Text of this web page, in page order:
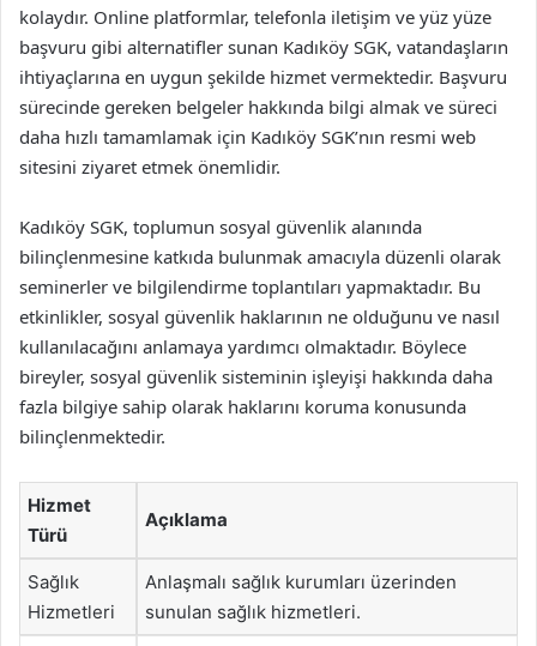
kolaydır. Online platformlar, telefonla iletişim ve yüz yüze
başvuru gibi alternatifler sunan Kadıköy SGK, vatandaşların
ihtiyaçlarına en uygun şekilde hizmet vermektedir. Başvuru
sürecinde gereken belgeler hakkında bilgi almak ve süreci
daha hızlı tamamlamak için Kadıköy SGK’nın resmi web
sitesini ziyaret etmek önemlidir.
Kadıköy SGK, toplumun sosyal güvenlik alanında
bilinçlenmesine katkıda bulunmak amacıyla düzenli olarak
seminerler ve bilgilendirme toplantıları yapmaktadır. Bu
etkinlikler, sosyal güvenlik haklarının ne olduğunu ve nasıl
kullanılacağını anlamaya yardımcı olmaktadır. Böylece
bireyler, sosyal güvenlik sisteminin işleyişi hakkında daha
fazla bilgiye sahip olarak haklarını koruma konusunda
bilinçlenmektedir.
Hizmet
Türü
Açıklama
Sağlık
Hizmetleri
Anlaşmalı sağlık kurumları üzerinden
sunulan sağlık hizmetleri.